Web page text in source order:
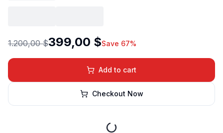
1.200,00 $399,00 $Save 67%
Add to cart
Checkout Now